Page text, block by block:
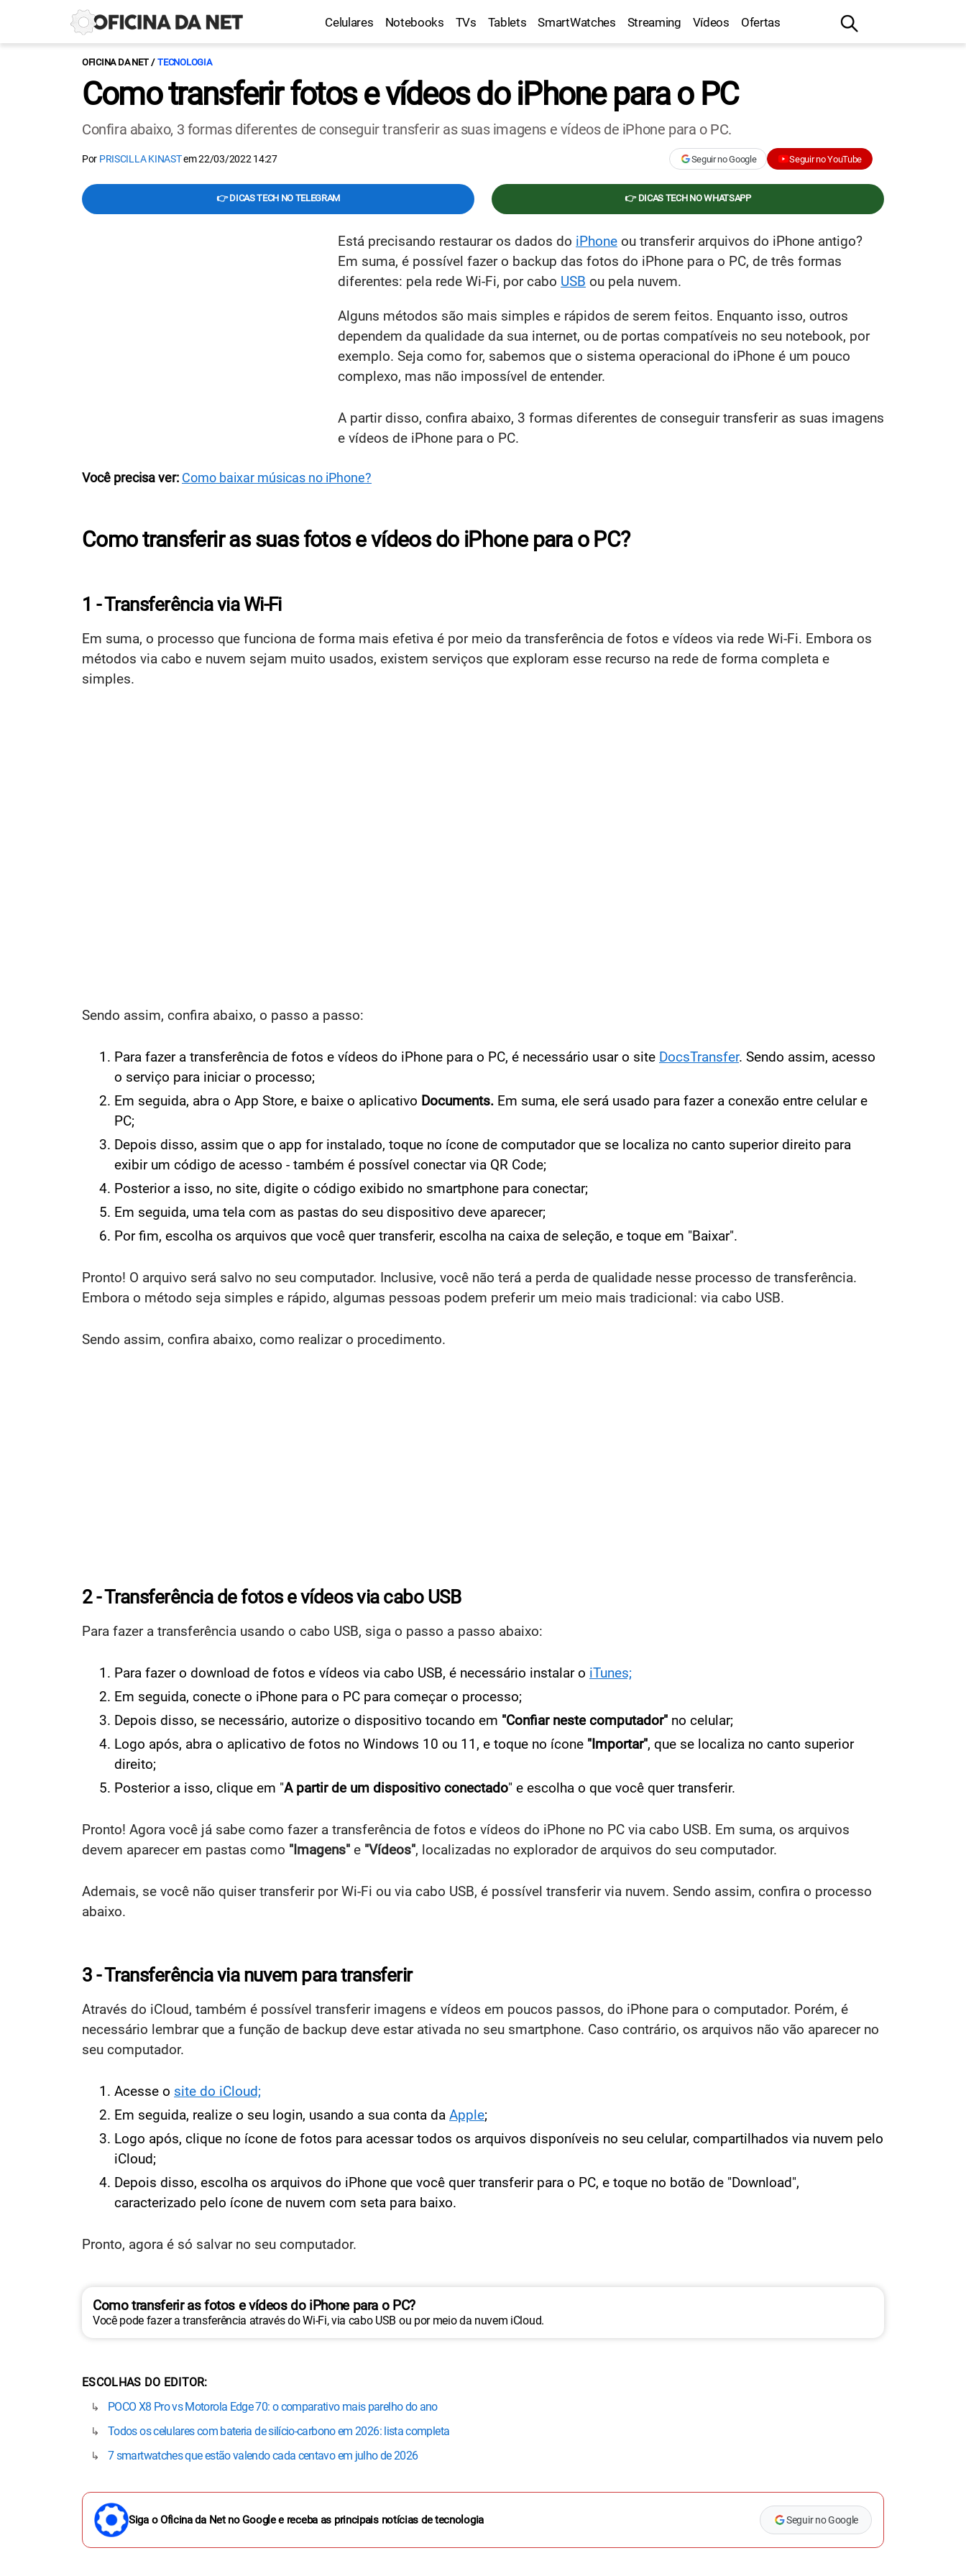
Celulares Notebooks TVs Tablets SmartWatches Streaming Vídeos Ofertas
OFICINA DA NET TECNOLOGIA
Como transferir fotos e vídeos do iPhone para o PC
Confira abaixo, 3 formas diferentes de conseguir transferir as suas imagens e vídeos de iPhone para o PC.
Por PRISCILLA KINASTem22/03/2022 14:27 Seguir no Google Seguir no YouTube
👉 DICAS TECH NO TELEGRAM 👉 DICAS TECH NO WHATSAPP
Está precisando restaurar os dados do iPhone ou transferir arquivos do iPhone antigo?
Em suma, é possível fazer o backup das fotos do iPhone para o PC, de três formas
diferentes: pela rede Wi-Fi, por cabo USB ou pela nuvem.
Alguns métodos são mais simples e rápidos de serem feitos. Enquanto isso, outros
dependem da qualidade da sua internet, ou de portas compatíveis no seu notebook, por
exemplo. Seja como for, sabemos que o sistema operacional do iPhone é um pouco
complexo, mas não impossível de entender.
A partir disso, confira abaixo, 3 formas diferentes de conseguir transferir as suas imagens
e vídeos de iPhone para o PC.
Você precisa ver: Como baixar músicas no iPhone?
Como transferir as suas fotos e vídeos do iPhone para o PC?
1 - Transferência via Wi-Fi
Em suma, o processo que funciona de forma mais efetiva é por meio da transferência de fotos e vídeos via rede Wi-Fi. Embora os
métodos via cabo e nuvem sejam muito usados, existem serviços que exploram esse recurso na rede de forma completa e
simples.
Sendo assim, confira abaixo, o passo a passo:
Para fazer a transferência de fotos e vídeos do iPhone para o PC, é necessário usar o site DocsTransfer. Sendo assim, acesso
o serviço para iniciar o processo;
Em seguida, abra o App Store, e baixe o aplicativo Documents. Em suma, ele será usado para fazer a conexão entre celular e
PC;
Depois disso, assim que o app for instalado, toque no ícone de computador que se localiza no canto superior direito para
exibir um código de acesso - também é possível conectar via QR Code;
Posterior a isso, no site, digite o código exibido no smartphone para conectar;
Em seguida, uma tela com as pastas do seu dispositivo deve aparecer;
Por fim, escolha os arquivos que você quer transferir, escolha na caixa de seleção, e toque em "Baixar".
Pronto! O arquivo será salvo no seu computador. Inclusive, você não terá a perda de qualidade nesse processo de transferência.
Embora o método seja simples e rápido, algumas pessoas podem preferir um meio mais tradicional: via cabo USB.
Sendo assim, confira abaixo, como realizar o procedimento.
2 - Transferência de fotos e vídeos via cabo USB
Para fazer a transferência usando o cabo USB, siga o passo a passo abaixo:
Para fazer o download de fotos e vídeos via cabo USB, é necessário instalar o iTunes;
Em seguida, conecte o iPhone para o PC para começar o processo;
Depois disso, se necessário, autorize o dispositivo tocando em "Confiar neste computador" no celular;
Logo após, abra o aplicativo de fotos no Windows 10 ou 11, e toque no ícone "Importar", que se localiza no canto superior
direito;
Posterior a isso, clique em "A partir de um dispositivo conectado" e escolha o que você quer transferir.
Pronto! Agora você já sabe como fazer a transferência de fotos e vídeos do iPhone no PC via cabo USB. Em suma, os arquivos
devem aparecer em pastas como "Imagens" e "Vídeos", localizadas no explorador de arquivos do seu computador.
Ademais, se você não quiser transferir por Wi-Fi ou via cabo USB, é possível transferir via nuvem. Sendo assim, confira o processo
abaixo.
3 - Transferência via nuvem para transferir
Através do iCloud, também é possível transferir imagens e vídeos em poucos passos, do iPhone para o computador. Porém, é
necessário lembrar que a função de backup deve estar ativada no seu smartphone. Caso contrário, os arquivos não vão aparecer no
seu computador.
Acesse o site do iCloud;
Em seguida, realize o seu login, usando a sua conta da Apple;
Logo após, clique no ícone de fotos para acessar todos os arquivos disponíveis no seu celular, compartilhados via nuvem pelo
iCloud;
Depois disso, escolha os arquivos do iPhone que você quer transferir para o PC, e toque no botão de "Download",
caracterizado pelo ícone de nuvem com seta para baixo.
Pronto, agora é só salvar no seu computador.
Como transferir as fotos e vídeos do iPhone para o PC?
Você pode fazer a transferência através do Wi-Fi, via cabo USB ou por meio da nuvem iCloud.
ESCOLHAS DO EDITOR
POCO X8 Pro vs Motorola Edge 70: o comparativo mais parelho do ano
Todos os celulares com bateria de silício-carbono em 2026: lista completa
7 smartwatches que estão valendo cada centavo em julho de 2026
Siga o Oficina da Net no Google e receba as principais notícias de tecnologia Seguir no Google